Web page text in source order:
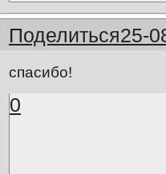
Поделиться25-
спасибо!
0